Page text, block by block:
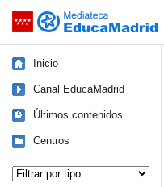
Saltar navegación
Inicio
Canal EducaMadrid
Últimos contenidos
Centros